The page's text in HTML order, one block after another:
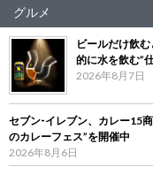
グルメ
ビールだけ飲
的に水を飲む”
2026年8月7日
セブン‐イレブン、カレー15
のカレーフェス”を開催中
2026年8月6日